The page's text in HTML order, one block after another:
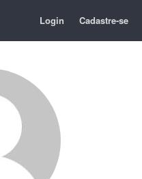
Login Cadastre-se